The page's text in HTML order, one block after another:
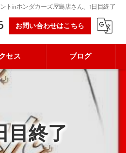
トinホンダカーズ屋島店さん、1日目終了
お問い合わせはこちら
セス ブログ
終了